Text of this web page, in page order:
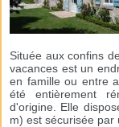
Située aux confins
vacances est un
en famille ou entre
été entièrement
d'origine. Elle
m) est sécurisée par